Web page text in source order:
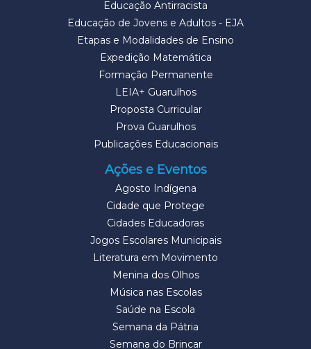
Educação Antirracista
Educação de Jovens e Adultos - EJA
Etapas e Modalidades de Ensino
Expedição Matemática
Formação Permanente
LEIA+ Guarulhos
Proposta Curricular
Prova Guarulhos
Publicações Educacionais
Ações e Eventos
Agosto Indígena
Cidade que Protege
Cidades Educadoras
Jogos Escolares Municipais
Literatura em Movimento
Menina dos Olhos
Música nas Escolas
Saúde na Escola
Semana da Pátria
Semana do Brincar